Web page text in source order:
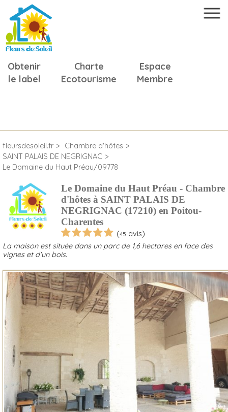
Obtenir
le label
Charte
Ecotourisme
Espace
Membre
fleursdesoleil.fr
Chambre d'hôtes
SAINT PALAIS DE NEGRIGNAC
Le Domaine du Haut Préau/09778
Le Domaine du Haut Préau - Chambre
d'hôtes à SAINT PALAIS DE
NEGRIGNAC (17210) en Poitou-
Charentes
(45 avis)
La maison est située dans un parc de 1,6 hectares en face des
vignes et d'un bois.